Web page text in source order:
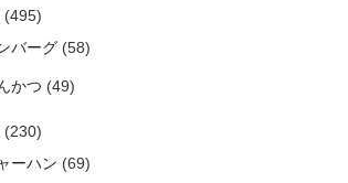
(495)
バーグ(58)
かつ (49)
(230)
ーハン (69)